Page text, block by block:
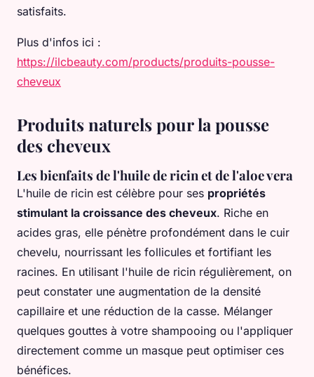
satisfaits.
Plus d'infos ici :
https://ilcbeauty.com/products/produits-pousse-
cheveux
Produits naturels pour la pousse
des cheveux
Les bienfaits de l'huile de ricin et de l'aloe vera
L'huile de ricin est célèbre pour ses propriétés
stimulant la croissance des cheveux. Riche en
acides gras, elle pénètre profondément dans le cuir
chevelu, nourrissant les follicules et fortifiant les
racines. En utilisant l'huile de ricin régulièrement, on
peut constater une augmentation de la densité
capillaire et une réduction de la casse. Mélanger
quelques gouttes à votre shampooing ou l'appliquer
directement comme un masque peut optimiser ces
bénéfices.